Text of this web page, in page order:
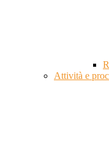
Attività e